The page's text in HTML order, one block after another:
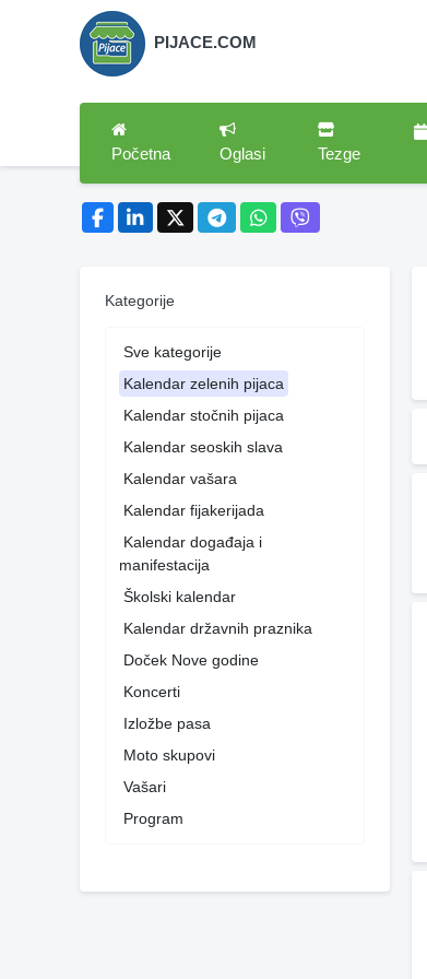
PIJACE.COM
Početna Oglasi Tezge
Kategorije
Sve kategorije
Kalendar zelenih pijaca
Kalendar stočnih pijaca
Kalendar seoskih slava
Kalendar vašara
Kalendar fijakerijada
Kalendar događaja i
manifestacija
Školski kalendar
Kalendar državnih praznika
Doček Nove godine
Koncerti
Izložbe pasa
Moto skupovi
Vašari
Program